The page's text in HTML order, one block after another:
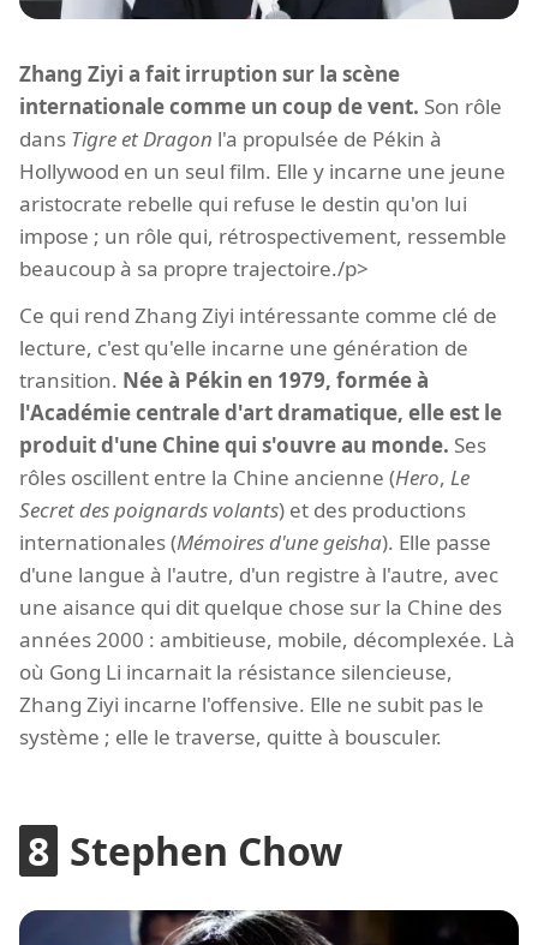
Zhang Ziyi a fait irruption sur la scène
internationale comme un coup de vent. Son rôle
dans Tigre et Dragon l'a propulsée de Pékin à
Hollywood en un seul film. Elle y incarne une jeune
aristocrate rebelle qui refuse le destin qu'on lui
impose ; un rôle qui, rétrospectivement, ressemble
beaucoup à sa propre trajectoire./p>
Ce qui rend Zhang Ziyi intéressante comme clé de
lecture, c'est qu'elle incarne une génération de
transition. Née à Pékin en 1979, formée à
l'Académie centrale d'art dramatique, elle est le
produit d'une Chine qui s'ouvre au monde. Ses
rôles oscillent entre la Chine ancienne (Hero, Le
Secret des poignards volants) et des productions
internationales (Mémoires d'une geisha). Elle passe
d'une langue à l'autre, d'un registre à l'autre, avec
une aisance qui dit quelque chose sur la Chine des
années 2000 : ambitieuse, mobile, décomplexée. Là
où Gong Li incarnait la résistance silencieuse,
Zhang Ziyi incarne l'offensive. Elle ne subit pas le
système ; elle le traverse, quitte à bousculer.
Stephen Chow